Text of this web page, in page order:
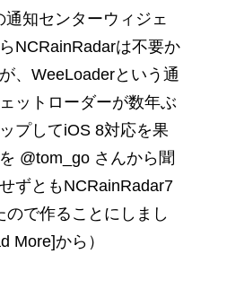
知センターウィジェ
NCRainRadarは不要か
、WeeLoaderという通
ットローダーが数年ぶ
プしてiOS 8対応を果
@tom_go さんから聞
ずともNCRainRadar7
ので作ることにしまし
More]から）